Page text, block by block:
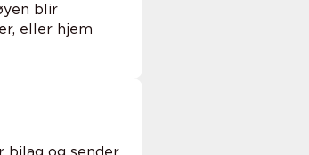
blir
eller hjem